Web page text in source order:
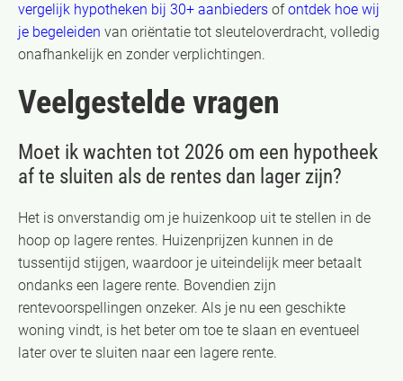
vergelijk hypotheken bij 30+ aanbieders ofontdek hoe wij
je begeleiden van oriëntatie tot sleuteloverdracht, volledig
onafhankelijk en zonder verplichtingen.
Veelgestelde vragen
Moet ik wachten tot 2026 om een hypotheek
af te sluiten als de rentes dan lager zijn?
Het is onverstandig om je huizenkoop uit te stellen in de
hoop op lagere rentes. Huizenprijzen kunnen in de
tussentijd stijgen, waardoor je uiteindelijk meer betaalt
ondanks een lagere rente. Bovendien zijn
rentevoorspellingen onzeker. Als je nu een geschikte
woning vindt, is het beter om toe te slaan en eventueel
later over te sluiten naar een lagere rente.